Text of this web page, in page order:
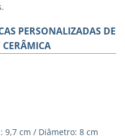
PERSONALIZADAS DE
cm / Diâmetro: 8 cm